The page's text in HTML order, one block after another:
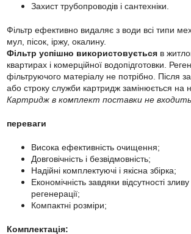
Захист трубопроводів і сантехніки.
Фільтр ефективно видаляє з води всі типи
мул, пісок, іржу, окалину.
Фільтр успішно використовуєтьсяв
квартирах і комерційної водопідготовки.
фільтруючого матеріалу не потрібно. Після
або строку служби картридж замінюється на
Картридж в комплект поставки не входить.
переваги
Висока ефективність очищення;
Довговічність і безвідмовність;
Надійні комплектуючі і якісна збірка;
Економічність завдяки відсутності
регенерації;
Компактні розміри;
Комплектація: